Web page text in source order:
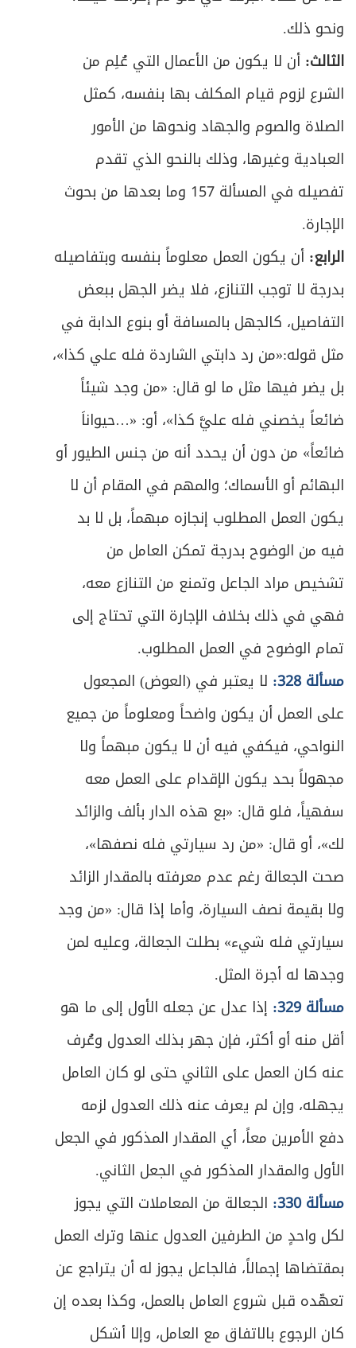
ونحو ذلك.
الثالث: أن لا يكون من الأعمال التي عُلِم من
الشرع لزوم قيام المكلف بها بنفسه، كمثل
الصلاة والصوم والجهاد ونحوها من الأمور
العبادية وغيرها، وذلك بالنحو الذي تقدم
تفصيله في المسألة 157 وما بعدها من بحوث
الإجارة.
الرابع: أن يكون العمل معلوماً بنفسه وبتفاصيله
بدرجة لا توجب التنازع، فلا يضر الجهل ببعض
التفاصيل، كالجهل بالمسافة أو بنوع الدابة في
مثل قوله:«من رد دابتي الشاردة فله علي كذا»،
بل يضر فيها مثل ما لو قال: «من وجد شيئاً
ضائعاً يخصني فله عليَّ كذا»، أو: «…حيواناَ
ضائعاً» من دون أن يحدد أنه من جنس الطيور أو
البهائم أو الأسماك؛ والمهم في المقام أن لا
يكون العمل المطلوب إنجازه مبهماً، بل لا بد
فيه من الوضوح بدرجة تمكن العامل من
تشخيص مراد الجاعل وتمنع من التنازع معه،
فهي في ذلك بخلاف الإجارة التي تحتاج إلى
تمام الوضوح في العمل المطلوب.
مسألة 328:
لا يعتبر في (العوض) المجعول
على العمل أن يكون واضحاً ومعلوماً من جميع
النواحي، فيكفي فيه أن لا يكون مبهماً ولا
مجهولاً بحد يكون الإقدام على العمل معه
سفهياً، فلو قال: «بع هذه الدار بألف والزائد
لك»، أو قال: «من رد سيارتي فله نصفها»،
صحت الجعالة رغم عدم معرفته بالمقدار الزائد
ولا بقيمة نصف السيارة، وأما إذا قال: «من وجد
سيارتي فله شيء» بطلت الجعالة، وعليه لمن
وجدها له أجرة المثل.
مسألة 329:
إذا عدل عن جعله الأول إلى ما هو
أقل منه أو أكثر، فإن جهر بذلك العدول وعُرف
عنه كان العمل على الثاني حتى لو كان العامل
يجهله، وإن لم يعرف عنه ذلك العدول لزمه
دفع الأمرين معاً، أي المقدار المذكور في الجعل
الأول والمقدار المذكور في الجعل الثاني.
مسألة 330:
الجعالة من المعاملات التي يجوز
لكل واحدٍ من الطرفين العدول عنها وترك العمل
بمقتضاها إجمالاً، فالجاعل يجوز له أن يتراجع عن
تعهّده قبل شروع العامل بالعمل، وكذا بعده إن
كان الرجوع بالاتفاق مع العامل، وإلا أشكل
ص
402 المبحث الخامس ـ في كيفية التصرف في الوقف
403 المطلب الأول ـ في ولي الوقف
ص
406 المطلب الثاني ـ في كيفيّة التصرف
414
المطلب الثالث ـ في حكم خراب الوقف وموارد
جواز بيعه
ص
421 الفصل الثاني في التحبيس وأخواته
ص
426 المقصد الثالث في المعاوضات
ص
427 تمهيد في آداب التجارة ومحرَّماتها
428 المطلب الأول ـ في آداب التجارة
ص
429 المطلب الثاني ـ في ما يحرم الاتجار به
ص436 المطلب الثالث ـ في ما يحرم فعله حين الاتجار
440 الباب الأول في البيع
ص
441 الفصل الأول في عقد البيع
ص
443 المبحث الأول ـ في التعريف والصيغة
446 المبحث الثاني ـ في شروط المتعاقدين
ص
452 المبحث الثالث ـ في شروط العوضين
461 المبحث الرابع ـ في التسليم والقبض
ص
465 المبحث الخامس ـ في اللزوم والفسخ
ص 466 الأول ـ خيار المجلس
468 الثاني ـ خيار الحيوان
469 الثالث ـ خيار التأخير
ص 472 الرابع ـ خيار تخلف الوصف (الرؤية)
474 الخامس ـ خيار تخلف الشرط
ص
480 السادس ـ خيار الشرط
ص
485 السابع ـ خيار الغبن
493 الثامن ـ خيار العيب
ص
498 التاسع ـ خيار تبعض الصفقة
503 المطلب الثاني ـ في الإقالة
ص
505 الفصل الثاني في المثمن
ص
507 المبحث الأول ـ في بيع الثمار
508 المطلب الأول ـ في بيع الثمرة قبل ظهورها